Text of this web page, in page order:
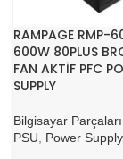
RAMPAGE RMP-
600W 80PLUS
FAN AKTİF PFC
SUPPLY
Bilgisayar Parçaları
PSU
Power Supply